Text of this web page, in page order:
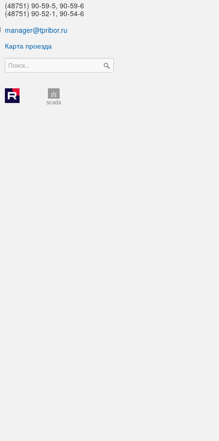
(48751) 90-59-5, 90-59-6
(48751) 90-52-1, 90-54-6
manager@tpribor.ru
Карта проезда